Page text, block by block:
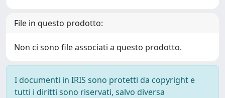
File in questo prodotto:
Non ci sono file associati a questo prodotto.
I documenti in IRIS sono protetti da copyright e
tutti i diritti sono riservati, salvo diversa